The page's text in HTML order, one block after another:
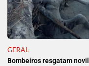
GERAL
Bombeiros resgatam